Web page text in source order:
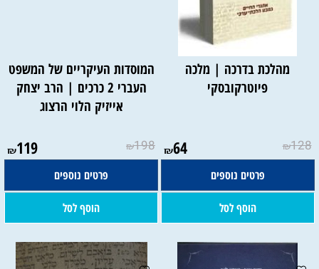
מהלכת בדרכה | מלכה
פיוטרקובסקי
₪128
₪64
פרטים נוספים
הוסף לסל
המוסדות העיקריים של המשפט
העברי 2 כרכים | הרב יצחק
אייזיק הלוי הרצוג
₪198
₪119
פרטים נוספים
הוסף לסל